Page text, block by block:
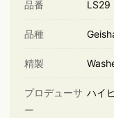
品番 LS29
品種
精製
プロデューサ
ー
ハイ